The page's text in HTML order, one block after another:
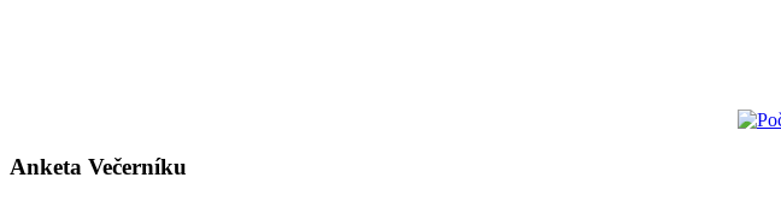
Anketa Večerníku